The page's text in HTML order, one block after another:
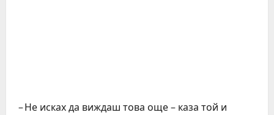
– Не исках да виждаш това още – каза той и